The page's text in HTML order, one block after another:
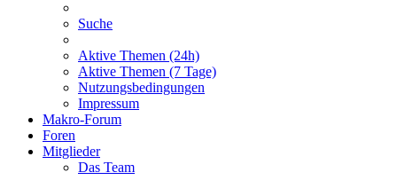
Suche
Aktive Themen (24h)
Aktive Themen (7 Tage)
Nutzungsbedingungen
Impressum
Makro-Forum
Foren
Mitglieder
Das Team